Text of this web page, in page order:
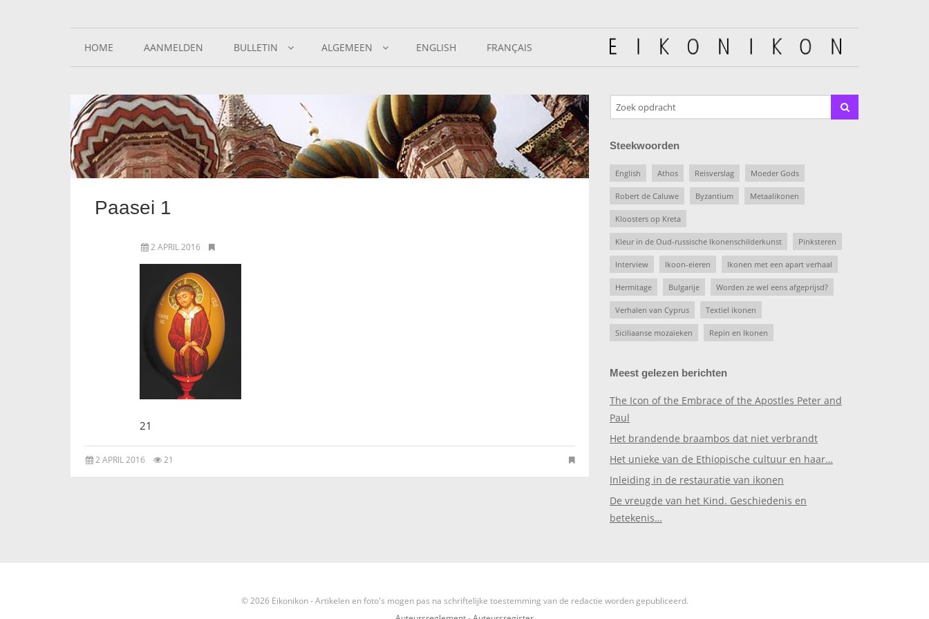
HOME AANMELDEN BULLETIN ALGEMEEN ENGLISH FRANÇAIS
Paasei 1
2 APRIL 2016
21
2 APRIL 2016 21
Steekwoorden
English Athos Reisverslag Moeder Gods
Robert de Caluwe Byzantium Metaalikonen
Kloosters op Kreta
Kleur in de Oud-russische Ikonenschilderkunst Pinksteren
Interview Ikoon-eieren Ikonen met een apart verhaal
Hermitage Bulgarije Worden ze wel eens afgeprijsd?
Verhalen van Cyprus Textiel ikonen
Siciliaanse mozaïeken Repin en Ikonen
Meest gelezen berichten
The Icon of the Embrace of the Apostles Peter and
Paul
Het brandende braambos dat niet verbrandt
Het unieke van de Ethiopische cultuur en haar…
Inleiding in de restauratie van ikonen
De vreugde van het Kind. Geschiedenis en
betekenis…
© 2026 Eikonikon - Artikelen en foto's mogen pas na schriftelijke toestemming van de redactie worden gepubliceerd.